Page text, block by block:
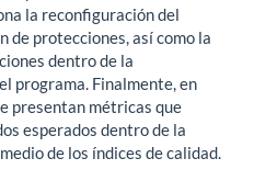
la reconfiguración del
de protecciones, así como la
dentro de la
programa. Finalmente, en
presentan métricas que
esperados dentro de la
de los índices de calidad.